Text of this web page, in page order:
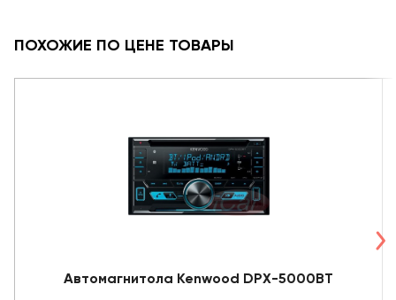
ПОХОЖИЕ ПО ЦЕНЕ ТОВАРЫ
Автомагнитола Kenwood DPX-5000BT